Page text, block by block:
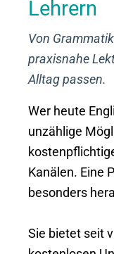
Lehrern
Von
praxisnahe
Alltag passen.
Wer heute
unzählige
Kanälen. Eine
besonders
Sie bietet seit